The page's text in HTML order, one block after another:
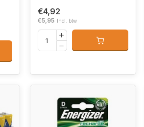
€4,92
€5,95 Incl. btw